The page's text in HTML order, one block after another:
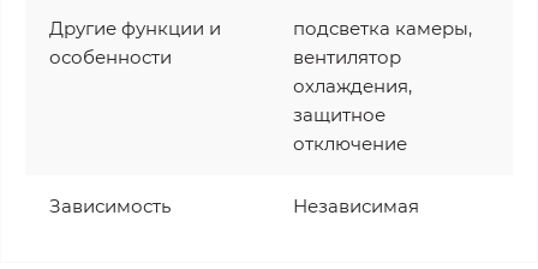
Другие функции и
особенности
подсветка камеры,
вентилятор
охлаждения,
защитное
отключение
Зависимость Независимая